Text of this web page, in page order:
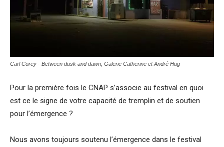
Carl Corey · Between dusk and dawn, Galerie Catherine et André Hug
Pour la première fois le CNAP s’associe au festival en quoi
est ce le signe de votre capacité de tremplin et de soutien
pour l’émergence ?
Nous avons toujours soutenu l’émergence dans le festival